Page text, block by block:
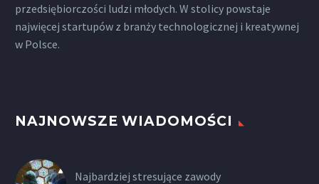
przedsiębiorczości ludzi młodych. W stolicy powstaje
najwięcej startupów z branży technologicznej i kreatywnej
w Polsce.
NAJNOWSZE WIADOMOŚCI
Najbardziej stresujące zawody